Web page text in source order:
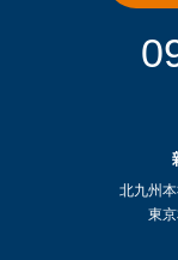
北九州
東